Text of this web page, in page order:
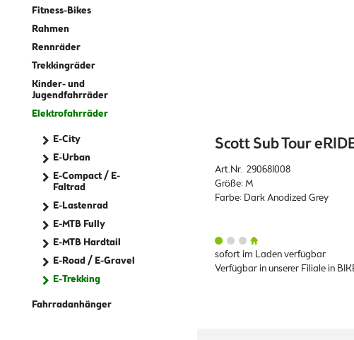
Fitness-Bikes
Rahmen
Rennräder
Trekkingräder
Kinder- und
Jugendfahrräder
Elektrofahrräder
E-City
E-Urban
E-Compact / E-
Faltrad
E-Lastenrad
E-MTB Fully
E-MTB Hardtail
E-Road / E-Gravel
E-Trekking
Fahrradanhänger
Scott Sub Tour
Art.Nr. 290681008
Größe: M
Farbe: Dark Anodized Grey
sofort im Laden verfügbar
Verfügbar in unserer Filiale in